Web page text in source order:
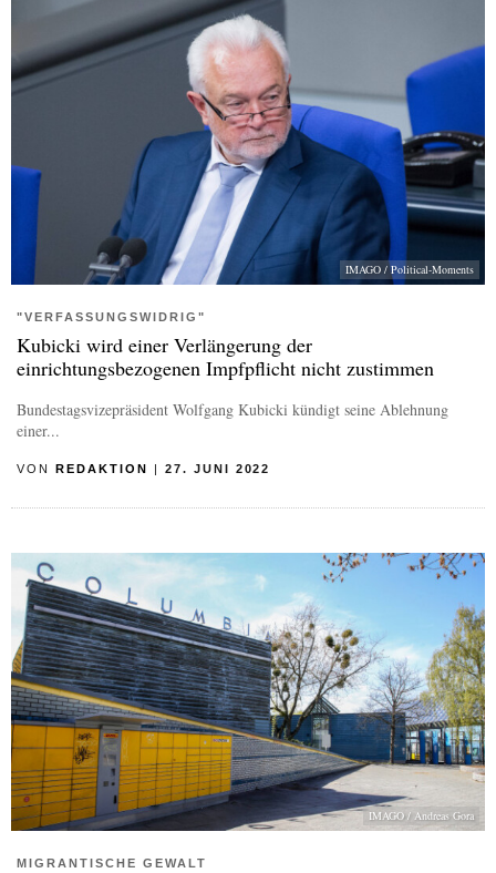
IMAGO / Political-Moments
"VERFASSUNGSWIDRIG"
Kubicki wird einer Verlängerung der
einrichtungsbezogenen Impfpflicht nicht zustimmen
Bundestagsvizepräsident Wolfgang Kubicki kündigt seine Ablehnung
einer...
VON REDAKTION 27. JUNI 2022
IMAGO / Andreas Gora
MIGRANTISCHE GEWALT